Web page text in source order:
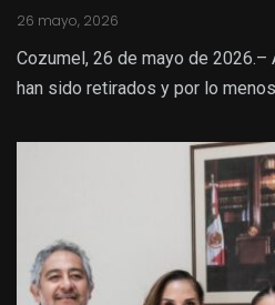
26 mayo, 2026
Cozumel, 26 de mayo de
han sido retirados y por lo